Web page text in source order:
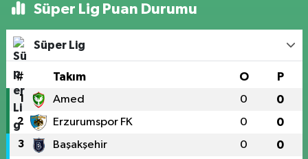
Süper Lig Puan Durumu
Süper Lig
# Takım O P
1 Amed 0 0
2 Erzurumspor FK 0 0
3 Başakşehir 0 0